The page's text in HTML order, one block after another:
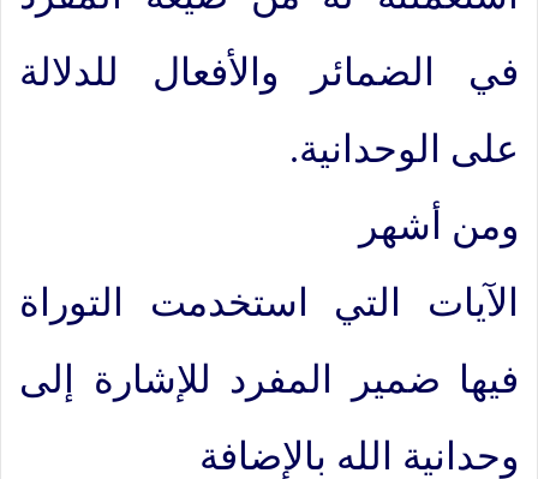
في الضمائر والأفعال للدلالة
على الوحدانية.
ومن أشهر
الآيات التي استخدمت التوراة
فيها ضمير المفرد للإشارة إلى
وحدانية الله بالإضافة